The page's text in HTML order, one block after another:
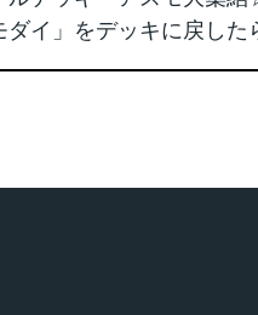
ダイ」をデッキに戻した